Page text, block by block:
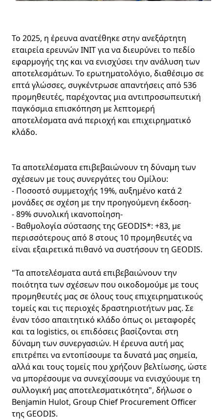
Το 2025, η έρευνα ανατέθηκε στην ανεξάρτητη
εταιρεία ερευνών INIT για να διευρύνει το πεδίο
εφαρμογής της και να ενισχύσει την ανάλυση των
αποτελεσμάτων. Το ερωτηματολόγιο, διαθέσιμο σε
επτά γλώσσες, συγκέντρωσε απαντήσεις από 536
προμηθευτές, παρέχοντας μια αντιπροσωπευτική
παγκόσμια επισκόπηση με λεπτομερή
αποτελέσματα ανά περιοχή και επιχειρηματικό
κλάδο.
Τα αποτελέσματα επιβεβαιώνουν τη δύναμη των
σχέσεων με τους συνεργάτες του Ομίλου:
- Ποσοστό συμμετοχής 19%, αυξημένο κατά 2
μονάδες σε σχέση με την προηγούμενη έκδοση-
- 89% συνολική ικανοποίηση-
- Βαθμολογία σύστασης της GEODIS*: +83, με
περισσότερους από 8 στους 10 προμηθευτές να
είναι εξαιρετικά πιθανό να συστήσουν τη GEODIS.
"Τα αποτελέσματα αυτά επιβεβαιώνουν την
ποιότητα των σχέσεων που οικοδομούμε με τους
προμηθευτές μας σε όλους τους επιχειρηματικούς
τομείς και τις περιοχές δραστηριοτήτων μας. Σε
έναν τόσο απαιτητικό κλάδο όπως οι μεταφορές
και τα logistics, οι επιδόσεις βασίζονται στη
δύναμη των συνεργασιών. Η έρευνα αυτή μας
επιτρέπει να εντοπίσουμε τα δυνατά μας σημεία,
αλλά και τους τομείς που χρήζουν βελτίωσης, ώστε
να μπορέσουμε να συνεχίσουμε να ενισχύουμε τη
συλλογική μας αποτελεσματικότητα", δήλωσε ο
Benjamin Hulot, Group Chief Procurement Officer
της GEODIS.